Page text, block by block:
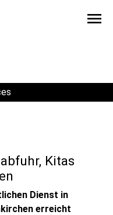
menu
Kitas
Dienst in
erreicht